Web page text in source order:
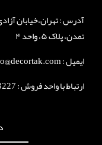
آدرس : تهران،خیابان
تمدن، پلاک ۵، واحد ۴
ایمیل : info@decortak.com
ارتباط با واحد فروش :